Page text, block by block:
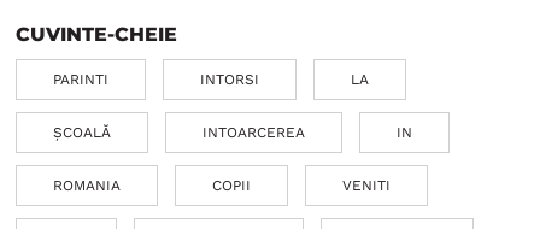
CUVINTE-CHEIE
PARINTI INTORSI LA
ȘCOALĂ INTOARCEREA IN
ROMANIA COPII VENITI